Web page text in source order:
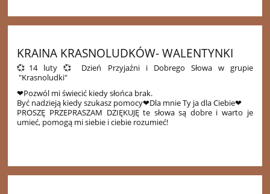
KRAINA KRASNOLUDKÓW- WALENTYNKI
💞14 luty 💞 Dzień Przyjaźni i Dobrego Słowa w grupie
"Krasnoludki"
❤Pozwól mi świecić kiedy słońca brak.
Być nadzieją kiedy szukasz pomocy❤Dla mnie Ty ja dla Ciebie❤
PROSZĘ PRZEPRASZAM DZIĘKUJĘ te słowa są dobre i warto je
umieć, pomogą mi siebie i ciebie rozumieć!